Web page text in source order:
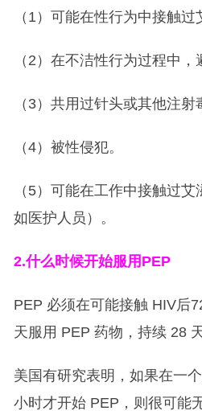
（1）可能在性行为中接触过
（2）在不洁性行为过程中，
（3）共用过针头或其他注射
（4）被性侵犯。
（5）可能在工作中接触过
如医护人员）。
2.什么时候开始服用PEP
PEP 必须在可能接触 HIV后
天服用 PEP 药物，持续 28 天
美国有研究表明，如果在一
小时才开始 PEP，则很可能